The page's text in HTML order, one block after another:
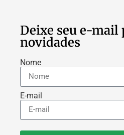
Deixe seu e-mail
novidades
Nome
E-mail